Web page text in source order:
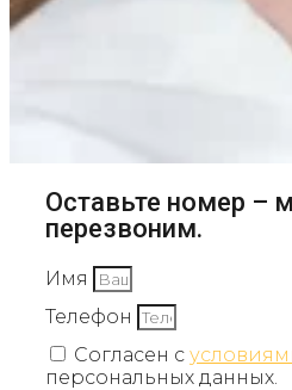
Оставьте номер –
перезвоним.
Имя
Телефон
Согласен с
персональных данных.